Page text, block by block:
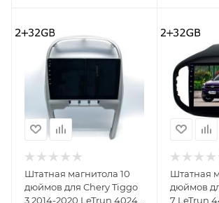
Штатная магнитола 10
дюймов для Chery Tiggo
3 2014-2020 LeTrun 4024-
Штатная
дюймов
7 LeTrun